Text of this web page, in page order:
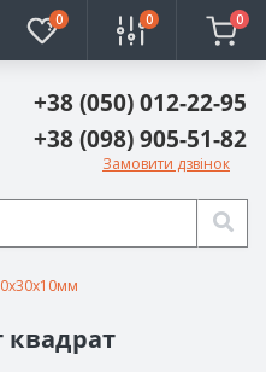
0 0 0
+38 (050) 012-22-95
+38 (098) 905-51-82
Замовити дзвінок